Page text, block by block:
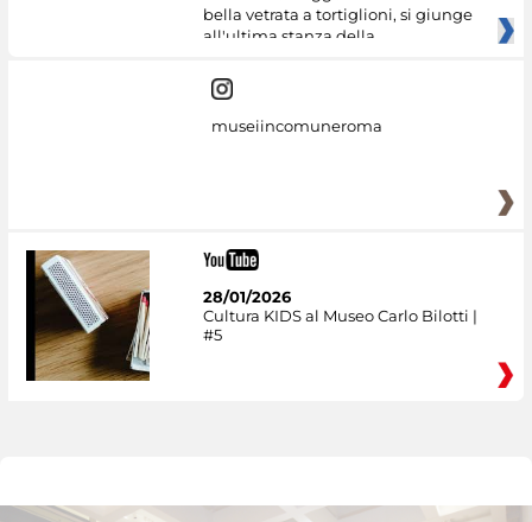
bella vetrata a tortiglioni, si giunge
all'ultima stanza della
museiincomuneroma
28/01/2026
Cultura KIDS al Museo Carlo Bilotti |
#5